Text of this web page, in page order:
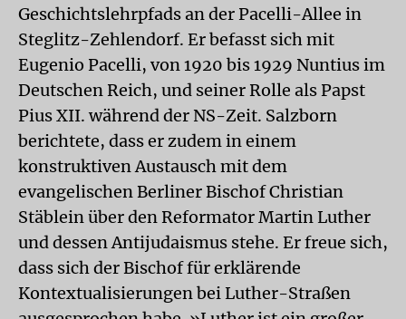
Geschichtslehrpfads an der Pacelli-Allee in
Steglitz-Zehlendorf. Er befasst sich mit
Eugenio Pacelli, von 1920 bis 1929 Nuntius im
Deutschen Reich, und seiner Rolle als Papst
Pius XII. während der NS-Zeit. Salzborn
berichtete, dass er zudem in einem
konstruktiven Austausch mit dem
evangelischen Berliner Bischof Christian
Stäblein über den Reformator Martin Luther
und dessen Antijudaismus stehe. Er freue sich,
dass sich der Bischof für erklärende
Kontextualisierungen bei Luther-Straßen